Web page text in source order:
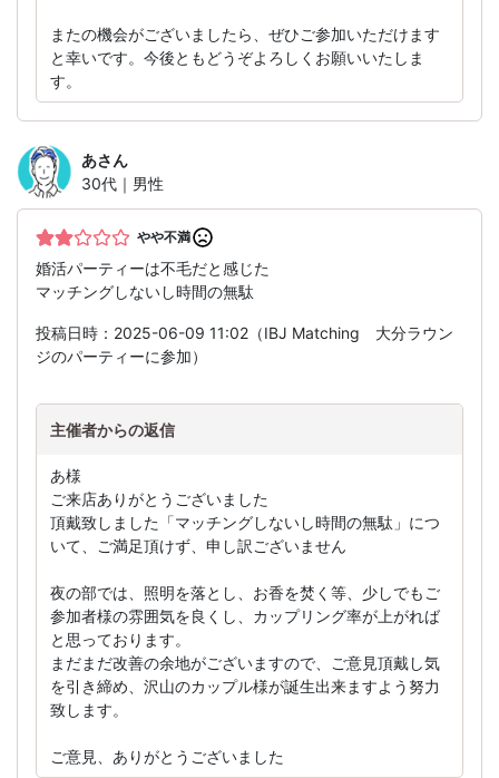
またの機会がございましたら、ぜひご参加いただけます
と幸いです。今後ともどうぞよろしくお願いいたしま
す。
あさん
30代｜男性
やや不満
婚活パーティーは不毛だと感じた
マッチングしないし時間の無駄
投稿日時：2025-06-09 11:02（IBJ Matching 大分ラウン
ジのパーティーに参加）
主催者からの返信
あ様
ご来店ありがとうございました
頂戴致しました「マッチングしないし時間の無駄」につ
いて、ご満足頂けず、申し訳ございません
夜の部では、照明を落とし、お香を焚く等、少しでもご
参加者様の雰囲気を良くし、カップリング率が上がれば
と思っております。
まだまだ改善の余地がございますので、ご意見頂戴し気
を引き締め、沢山のカップル様が誕生出来ますよう努力
致します。
ご意見、ありがとうございました